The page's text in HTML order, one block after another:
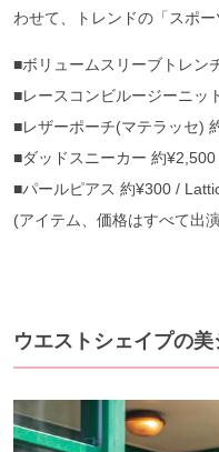
わせて、トレンドの「スポ
■ボリュームスリーブトレン
■レースコンビルージーニッ
■レザーポーチ(マテラッセ)
■ダッドスニーカー 約
■パールピアス 約¥300 /
(アイテム、価格はすべて出
ウエストシェイプの